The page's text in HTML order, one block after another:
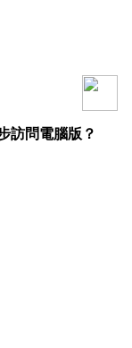
訪問電腦版？